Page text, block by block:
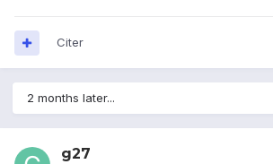
Citer
2 months later...
g27